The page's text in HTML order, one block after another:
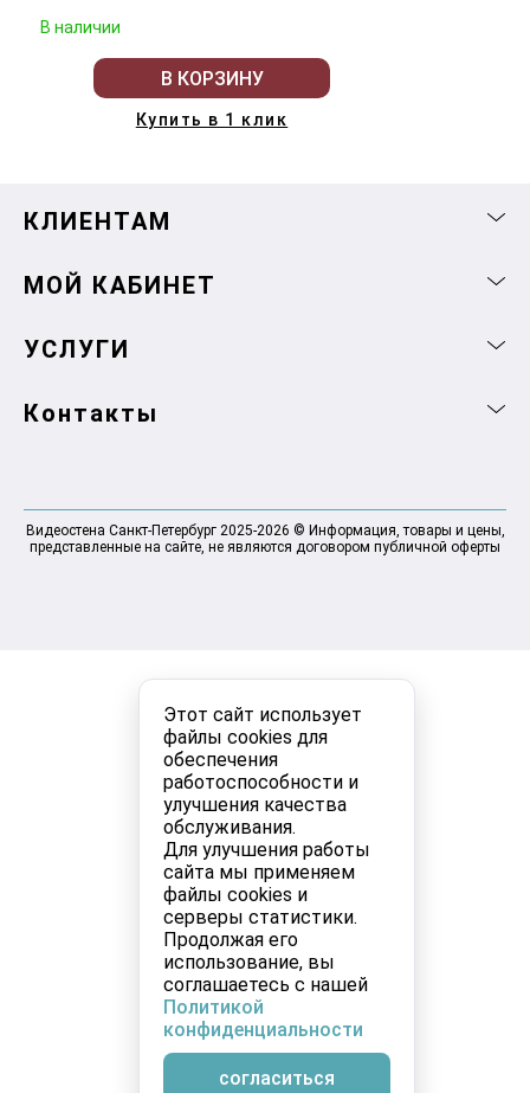
Этот сайт использует
файлы cookies для
обеспечения
работоспособности и
улучшения качества
обслуживания.
Для улучшения работы
сайта мы применяем
файлы cookies и
серверы статистики.
Продолжая его
использование, вы
соглашаетесь с нашей
Политикой
конфиденциальности
согласиться
В наличии
В КОРЗИНУ
Купить в 1 клик
КЛИЕНТАМ
МОЙ КАБИНЕТ
УСЛУГИ
Контакты
Видеостена Санкт-Петербург 2025-2026 © Информация, товары и цены,
представленные на сайте, не являются договором публичной оферты